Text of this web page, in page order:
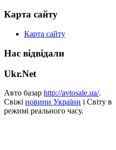
Карта сайту
Карта сайту
Нас відвідали
Ukr.Net
Авто базар http://avtosale.ua/.
Свіжі новини України і Світу в
режимі реального часу.